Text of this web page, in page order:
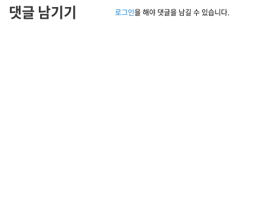
댓글 남기기 로그인을 해야 댓글을 남길 수 있습니다.